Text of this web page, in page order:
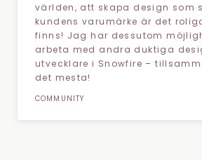
världen, att skapa design som
kundens varumärke är det
finns! Jag har dessutom
arbeta med andra duktiga
utvecklare i Snowfire –
det mesta!
COMMUNITY